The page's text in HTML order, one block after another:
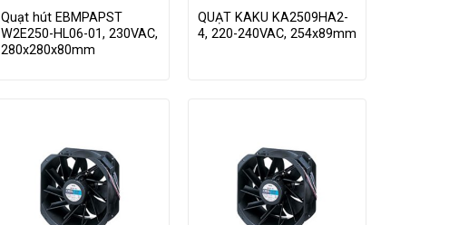
Quạt hút EBMPAPST
W2E250-HL06-01, 230VAC,
280x280x80mm
QUẠT KAKU KA2509HA2-
4, 220-240VAC, 254x89mm